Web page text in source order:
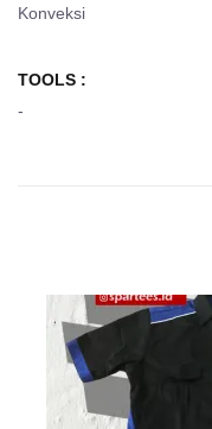
Konveksi
TOOLS :
-